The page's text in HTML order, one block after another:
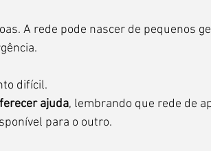
A rede pode nascer de pequenos
difícil.
ajuda, lembrando que rede de
para o outro.